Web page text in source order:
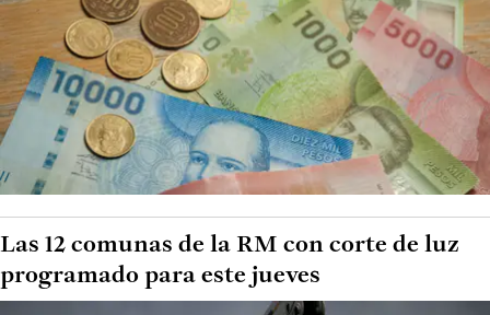
Las 12 comunas de la RM con corte de luz
programado para este jueves